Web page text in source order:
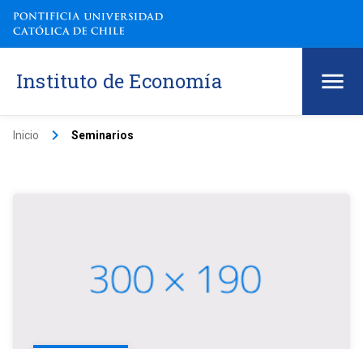
Instituto de Economía
Inicio keyboard_arrow_right Seminarios